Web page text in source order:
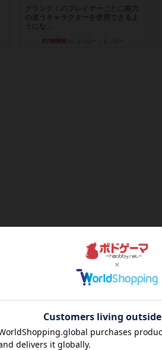
クランク！のプレイヤーごとに能力
の違うキャラクターを使用できるよ
うにな...
約7時間前